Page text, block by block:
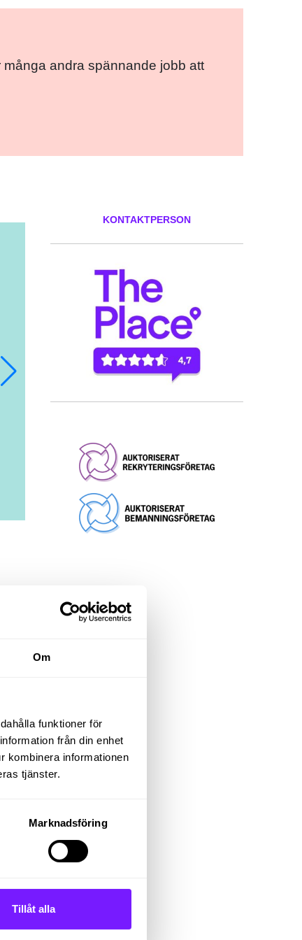
Om
funktioner för
från din enhet
kombinera informationen
tjänster.
Marknadsföring
Tillåt alla
andra spännande jobb att
KONTAKTPERSON